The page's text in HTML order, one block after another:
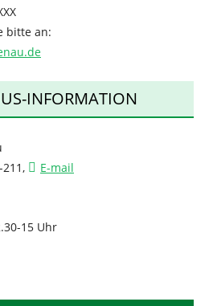
bitte an:
INFORMATION
211,
E-mail
15 Uhr